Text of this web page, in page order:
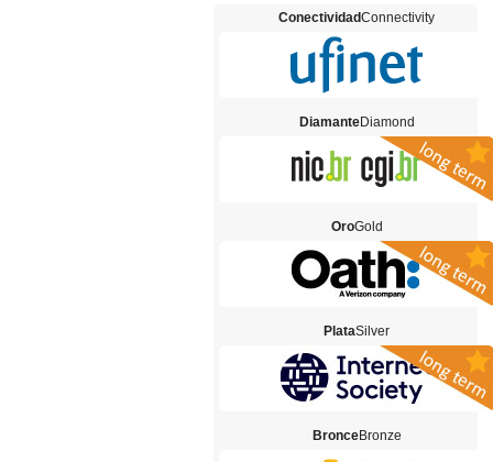
ConectividadConnectivity
DiamanteDiamond
OroGold
PlataSilver
BronceBronze